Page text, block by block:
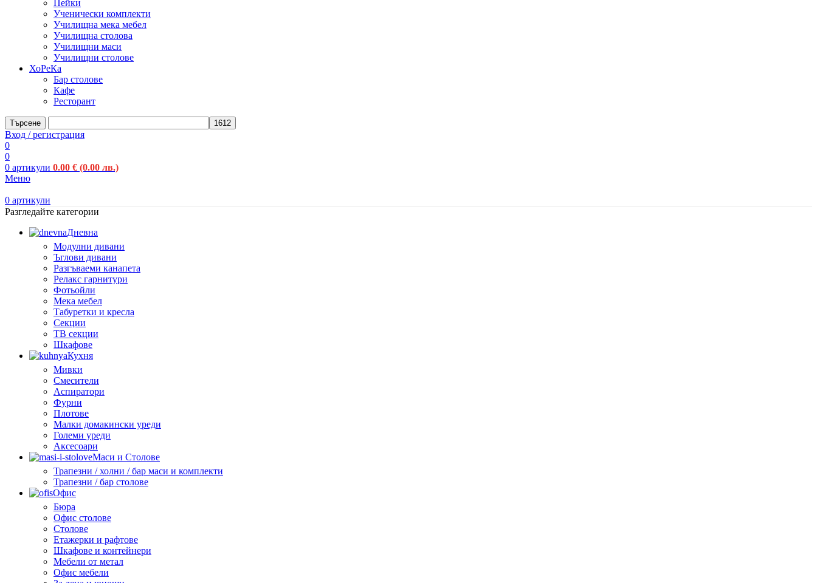
Пейки
Ученически комплекти
Училищна мека мебел
Училищна столова
Училищни маси
Училищни столове
ХоРеКа
Бар столове
Кафе
Ресторант
Търсене
Вход / регистрация
0
0
0 артикули 0.00 € (0.00 лв.)
Меню
0 артикули
Разгледайте категории
Дневна
Модулни дивани
Ъглови дивани
Разгъваеми канапета
Релакс гарнитури
Фотьойли
Мека мебел
Табуретки и кресла
Секции
ТВ секции
Шкафове
Кухня
Мивки
Смесители
Аспиратори
Фурни
Плотове
Малки домакински уреди
Големи уреди
Аксесоари
Маси и Столове
Трапезни / холни / бар маси и комплекти
Трапезни / бар столове
Офис
Бюра
Офис столове
Столове
Етажерки и рафтове
Шкафове и контейнери
Мебели от метал
Офис мебели